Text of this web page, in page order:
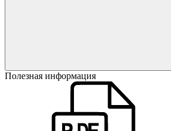
Полезная информация